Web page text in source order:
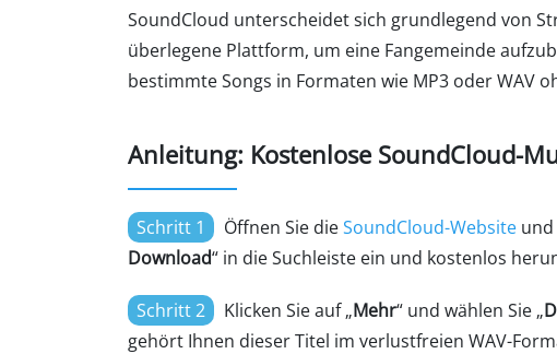
SoundCloud unterscheidet sich grundlegend von
überlegene Plattform, um eine Fangemeinde
bestimmte Songs in Formaten wie MP3 oder WAV
Anleitung: Kostenlose SoundCloud-
Schritt 1 Öffnen Sie dieSoundCloud-Website
Download“ in die Suchleiste ein und kostenlos
Schritt 2 Klicken Sie auf „Mehr“ und wählen Sie „
gehört Ihnen dieser Titel im verlustfreien WAV-